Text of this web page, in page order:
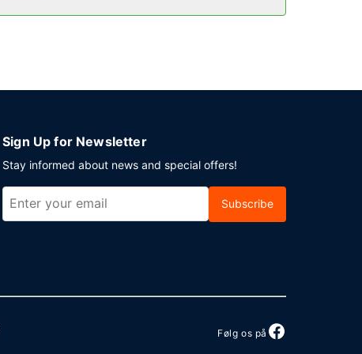
Sign Up for Newsletter
Stay informed about news and special offers!
Subscribe
Følg os på